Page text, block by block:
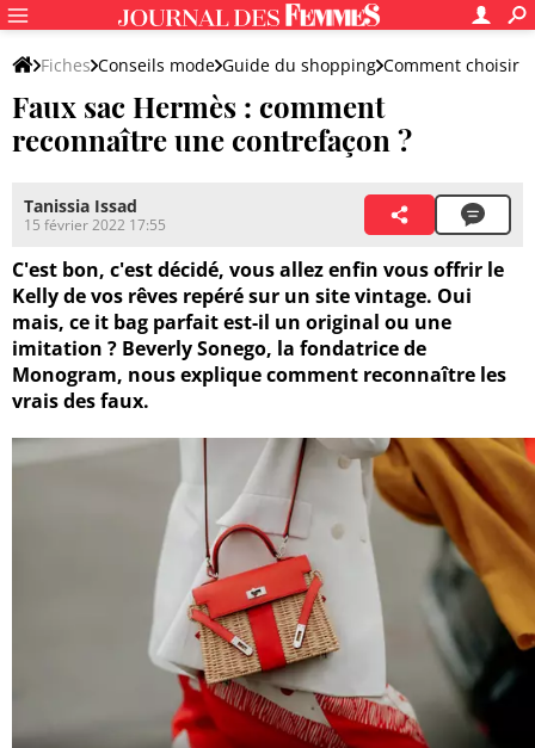
Fiches Conseils mode Guide du shopping Comment choisir
Faux sac Hermès : comment
reconnaître une contrefaçon ?
Tanissia Issad
15 février 2022 17:55
C'est bon, c'est décidé, vous allez enfin vous offrir le
Kelly de vos rêves repéré sur un site vintage. Oui
mais, ce it bag parfait est-il un original ou une
imitation ? Beverly Sonego, la fondatrice de
Monogram, nous explique comment reconnaître les
vrais des faux.